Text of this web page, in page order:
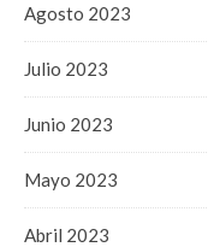
Agosto 2023
Julio 2023
Junio 2023
Mayo 2023
Abril 2023